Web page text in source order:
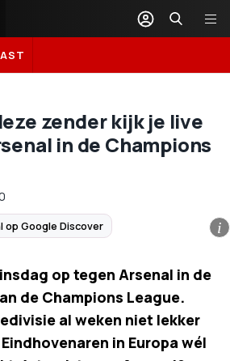
zender kijk je live
in de Champions
op Google Discover i
op tegen Arsenal in de
de Champions League.
al weken niet lekker
in Europa wél